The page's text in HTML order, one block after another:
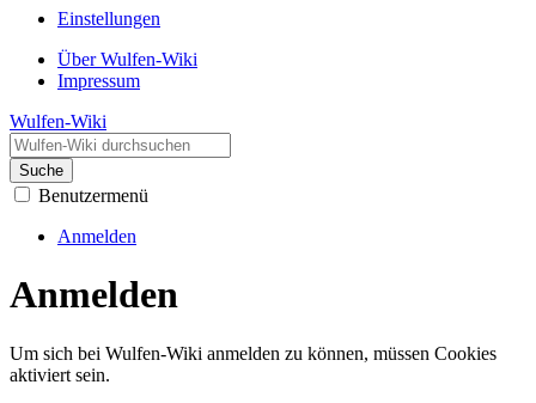
Einstellungen
Über Wulfen-Wiki
Impressum
Wulfen-Wiki
Suche
Benutzermenü
Anmelden
Anmelden
Um sich bei Wulfen-Wiki anmelden zu können, müssen Cookies
aktiviert sein.